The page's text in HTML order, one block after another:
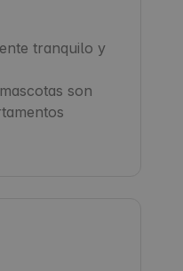
tranquilo y
son